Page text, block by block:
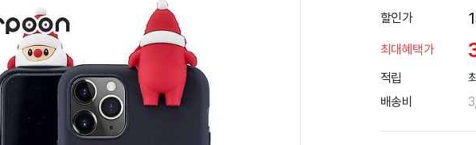
할인가
최대혜택가
적립
배송비